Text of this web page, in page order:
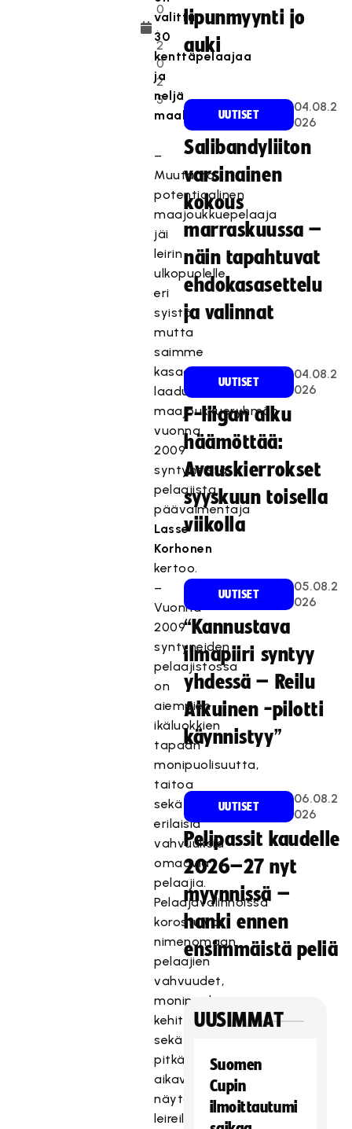
0
.
2
0
2
5
valittu
30
kenttäpelaajaa
ja
neljä
maalivahtia.
–
Muutama
potentiaalinen
maajoukkuepelaaja
jäi
leirin
ulkopuolelle
eri
syistä,
mutta
saimme
kasaan
laadukkaan
maajoukkueryhmän
vuonna
2009
syntyneistä
pelaajista.,
päävalmentaja
Lasse
Korhonen
kertoo.
–
Vuonna
2009
syntyneiden
pelaajistossa
on
aiempien
ikäluokkien
tapaan
monipuolisuutta,
taitoa
sekä
erilaisia
vahvuuksia
omaavia
pelaajia.
Pelaajavalinnoissa
korostuivat
nimenomaan
pelaajien
vahvuudet,
monipuolisuus,
kehityspotentiaali
sekä
pitkän
aikavälin
näytöt
leireiltä
lipunmyynti jo
auki
UUTISET
04.08.2
026
Salibandyliiton
varsinainen
kokous
marraskuussa –
näin tapahtuvat
ehdokasasettelu
ja valinnat
UUTISET
04.08.2
026
F-liigan alku
häämöttää:
Avauskierrokset
syyskuun toisella
viikolla
UUTISET
05.08.2
026
“Kannustava
ilmapiiri syntyy
yhdessä – Reilu
Aikuinen -pilotti
käynnistyy”
UUTISET
06.08.2
026
Pelipassit kaudelle
2026–27 nyt
myynnissä –
hanki ennen
ensimmäistä peliä
UUSIMMAT
Suomen
Cupin
ilmoittautumi